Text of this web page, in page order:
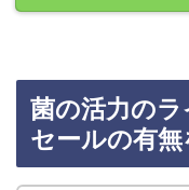
菌の活力の
セールの有無